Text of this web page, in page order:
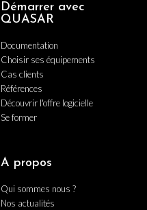
Démarrer avec
QUASAR
Documentation
Choisir ses équipements
Cas clients
Références
Découvrir l'offre logicielle
Se former
A propos
Qui sommes nous ?
Nos actualités